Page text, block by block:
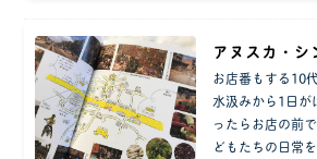
アヌスカ・シ
お店番もする10
水汲みから1日が
ったらお店の前
どもたちの日常